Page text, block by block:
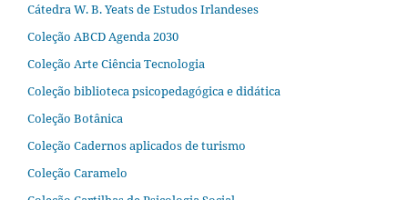
Cátedra W. B. Yeats de Estudos Irlandeses
Coleção ABCD Agenda 2030
Coleção Arte Ciência Tecnologia
Coleção biblioteca psicopedagógica e didática
Coleção Botânica
Coleção Cadernos aplicados de turismo
Coleção Caramelo